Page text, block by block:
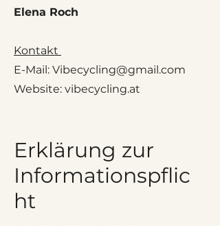
Elena Roch
Kontakt
E-Mail: Vibecycling@gmail.com
Website: vibecycling.at
Erklärung zur
Informationspflic
ht